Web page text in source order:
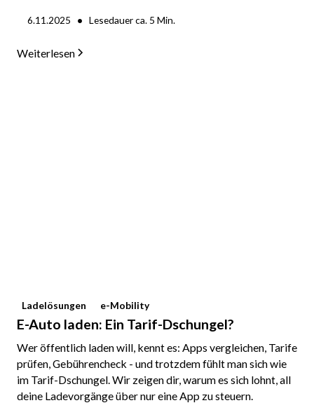
6.11.2025 • Lesedauer ca. 5 Min.
Weiterlesen
Ladelösungen e-Mobility
E-Auto laden: Ein Tarif-Dschungel?
Wer öffentlich laden will, kennt es: Apps vergleichen, Tarife
prüfen, Gebührencheck - und trotzdem fühlt man sich wie
im Tarif-Dschungel. Wir zeigen dir, warum es sich lohnt, all
deine Ladevorgänge über nur eine App zu steuern.